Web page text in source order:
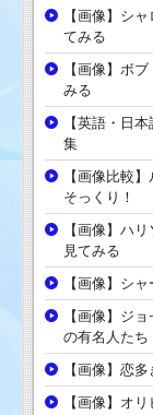
【画像】シ
てみる
【画像】ボ
みる
【英語・日
集
【画像比較
そっくり！
【画像】ハ
見てみる
【画像】シ
【画像】ジ
の有名人たち
【画像】恋
【画像】オ